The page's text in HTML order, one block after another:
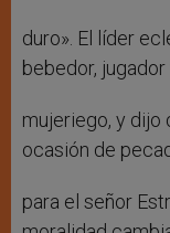
duro». El líder
bebedor, jugador
mujeriego, y dijo
ocasión de
para el señor